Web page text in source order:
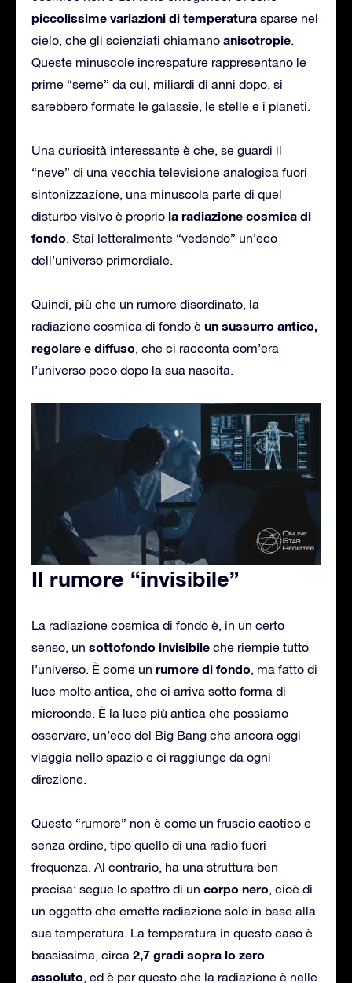
piccolissime variazioni di temperatura sparse nel
cielo, che gli scienziati chiamano anisotropie.
Queste minuscole increspature rappresentano le
prime “seme” da cui, miliardi di anni dopo, si
sarebbero formate le galassie, le stelle e i pianeti.
Una curiosità interessante è che, se guardi il
“neve” di una vecchia televisione analogica fuori
sintonizzazione, una minuscola parte di quel
disturbo visivo è proprio la radiazione cosmica di
fondo. Stai letteralmente “vedendo” un’eco
dell’universo primordiale.
Quindi, più che un rumore disordinato, la
radiazione cosmica di fondo è un sussurro antico,
regolare e diffuso, che ci racconta com’era
l’universo poco dopo la sua nascita.
Il rumore “invisibile”
La radiazione cosmica di fondo è, in un certo
senso, un sottofondo invisibile che riempie tutto
l’universo. È come un rumore di fondo, ma fatto di
luce molto antica, che ci arriva sotto forma di
microonde. È la luce più antica che possiamo
osservare, un’eco del Big Bang che ancora oggi
viaggia nello spazio e ci raggiunge da ogni
direzione.
Questo “rumore” non è come un fruscio caotico e
senza ordine, tipo quello di una radio fuori
frequenza. Al contrario, ha una struttura ben
precisa: segue lo spettro di un corpo nero, cioè di
un oggetto che emette radiazione solo in base alla
sua temperatura. La temperatura in questo caso è
bassissima, circa 2,7 gradi sopra lo zero
assoluto, ed è per questo che la radiazione è nelle